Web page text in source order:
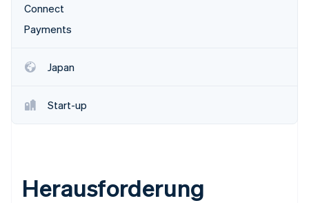
Radar
Betrugsprävention
Start-up-Gründung
Online-Identitätsprüfung
Connect
Payments
Japan
Start-up
Herausforderung